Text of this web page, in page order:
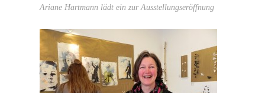
Ariane Hartmann lädt ein zur Ausstellungseröffnung